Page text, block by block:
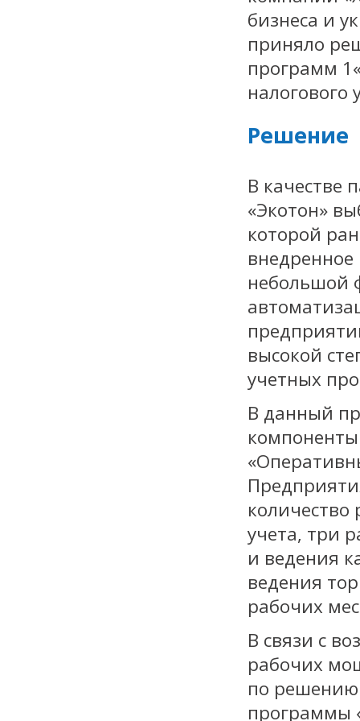
бизнеса и
приняло
программ
налогового
Решение
В качестве
«Экотон»
которой
небольшой
высокой
учетных
В данный
количество
учета, три
и ведения
ведения
рабочих
В связи с
рабочих
по решению
программы